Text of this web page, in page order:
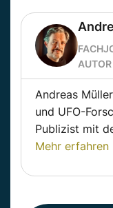
Andreas
und UFO-
Publizist mit
Mehr erfahren